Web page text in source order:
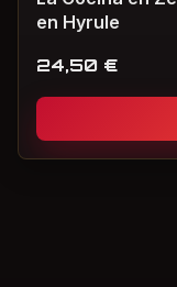
en Hyrule
24,50 €